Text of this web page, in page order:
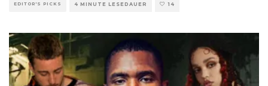
EDITOR'S PICKS 4 MINUTE LESEDAUER 14